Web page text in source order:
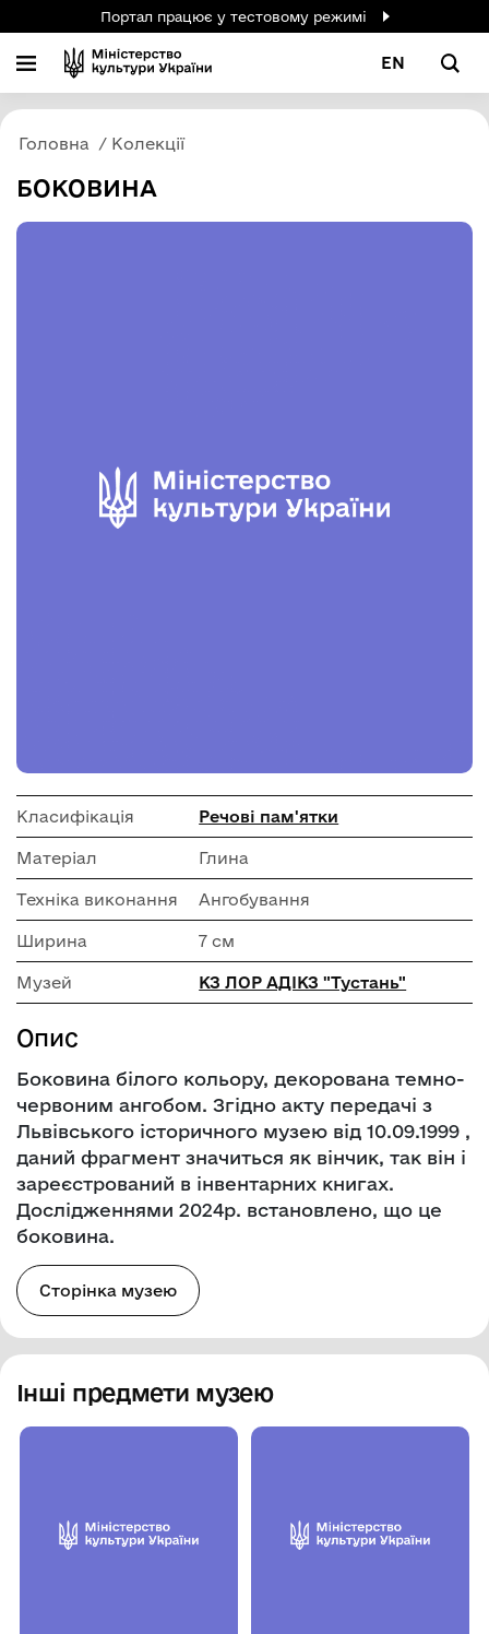
Портал працює у тестовому режимі
EN
Головна Колекції
БОКОВИНА
Класифікація Речові пам'ятки
Матеріал Глина
Техніка виконання Ангобування
Ширина 7 см
Музей КЗ ЛОР АДІКЗ "Тустань"
Опис
Боковина білого кольору, декорована темно-
червоним ангобом. Згідно акту передачі з
Львівського історичного музею від 10.09.1999 ,
даний фрагмент значиться як вінчик, так він і
зареєстрований в інвентарних книгах.
Дослідженнями 2024р. встановлено, що це
боковина.
Сторінка музею
Інші предмети музею